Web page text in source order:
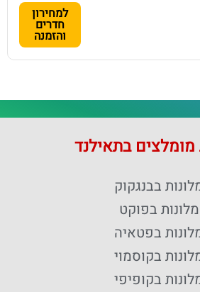
למחירון
חדרים
והזמנה
מומלצים בתאילנד
בבנגקוק
מלונות בפוקט
בפטאיה
בקוסמוי
בקופיפי